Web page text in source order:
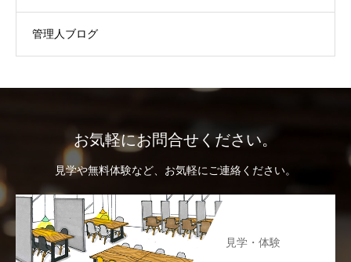
管理人ブログ
お気軽にお問合せください。
見学や無料体験など、お気軽にご連絡ください。
見学・体験